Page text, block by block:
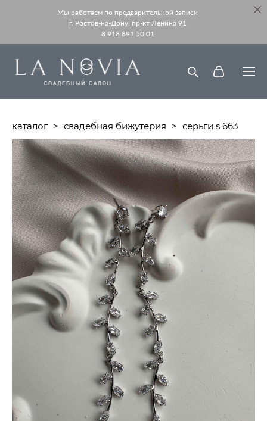
Мы работаем по предварительной записи
г. Ростов-на-Дону, пр-кт Ленина 91
8 918 891 50 01
каталог > свадебная бижутерия > серьги s 663